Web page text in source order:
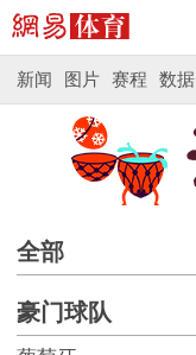
新闻 图片 赛程 数据
全部
豪门球队